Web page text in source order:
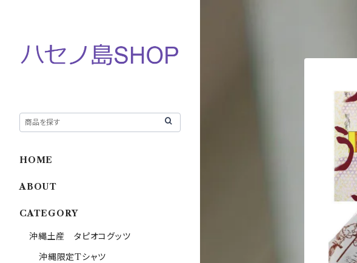
HOME
ABOUT
CATEGORY
沖縄土産 タピオコグッツ
沖縄限定Tシャツ